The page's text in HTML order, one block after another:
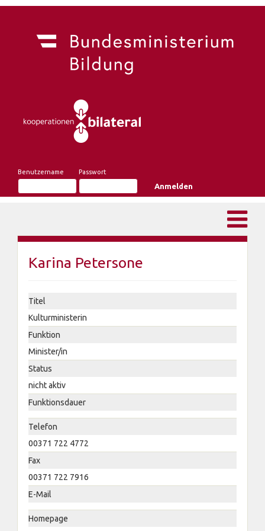
Benutzername Passwort
Karina Petersone
Titel
Kulturministerin
Funktion
Minister/in
Status
nicht aktiv
Funktionsdauer
Telefon
00371 722 4772
Fax
00371 722 7916
E-Mail
Homepage